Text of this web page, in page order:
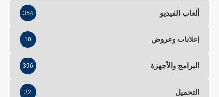
ألعاب الفيديو 354
إعلانات وعروض 10
البرامج والأجهزة 396
التحميل 32